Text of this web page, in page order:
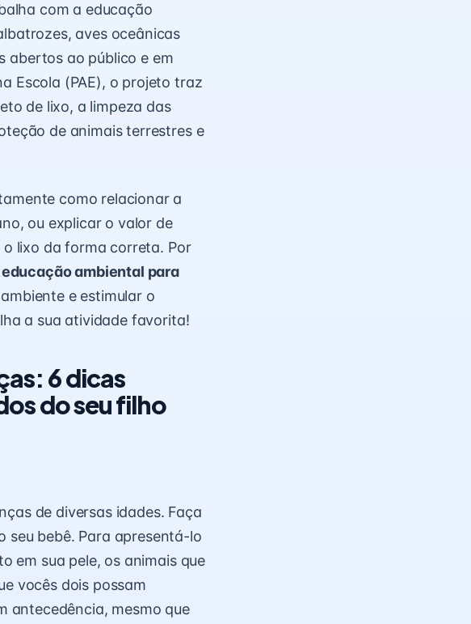
com a educação
aves oceânicas
abertos ao público e em
Escola (PAE), o projeto traz
de lixo, a limpeza das
de animais terrestres e
como relacionar a
ou explicar o valor de
lixo da forma correta. Por
educação ambiental para
e estimular o
a sua atividade favorita!
6 dicas
do seu filho
de diversas idades. Faça
seu bebê. Para apresentá-lo
em sua pele, os animais que
vocês dois possam
antecedência, mesmo que